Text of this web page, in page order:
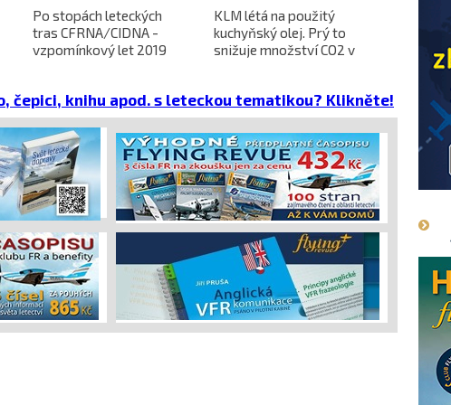
Po stopách leteckých
tras CFRNA/CIDNA -
vzpomínkový let 2019
KLM létá na použitý
kuchyňský olej. Prý to
snižuje množství CO2 v
L-610
projekt
čepici, knihu apod. s leteckou tematikou? Klikněte!